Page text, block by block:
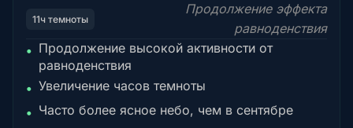
11ч темноты
Продолжение эффекта
равноденствия
• Продолжение высокой активности от
равноденствия
• Увеличение часов темноты
• Часто более ясное небо, чем в сентябре